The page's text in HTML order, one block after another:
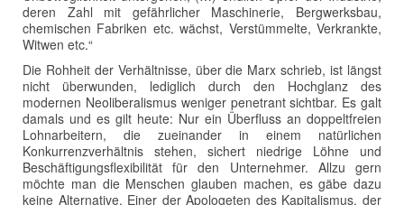
deren Zahl mit gefährlicher Maschinerie, Bergwerksbau,
chemischen Fabriken etc. wächst, Verstümmelte, Verkrankte,
Witwen etc.“
Die Rohheit der Verhältnisse, über die Marx schrieb, ist längst
nicht überwunden, lediglich durch den Hochglanz des
modernen Neoliberalismus weniger penetrant sichtbar. Es galt
damals und es gilt heute: Nur ein Überfluss an doppeltfreien
Lohnarbeitern, die zueinander in einem natürlichen
Konkurrenzverhältnis stehen, sichert niedrige Löhne und
Beschäftigungsflexibilität für den Unternehmer. Allzu gern
möchte man die Menschen glauben machen, es gäbe dazu
keine Alternative. Einer der Apologeten des Kapitalismus, der